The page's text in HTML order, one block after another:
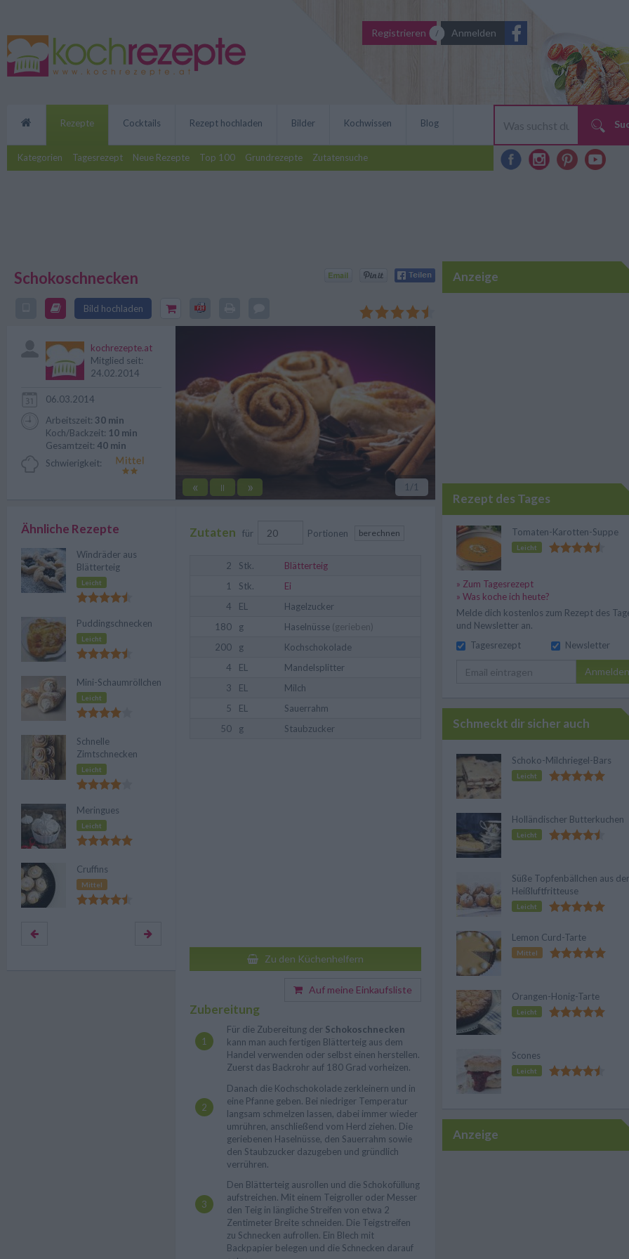
Registrieren Anmelden
Rezepte
Kategorien Tagesrezept Neue Rezepte Top 100 Grundrezepte Zutatensuche
Cocktails Rezept hochladen Bilder Kochwissen Blog
Schokoschnecken
Bild hochladen
köstlichen Schokoschnecken! Wer fertigen Blätterteig
verwendet, hat mit dem Rezept kaum Aufwand.
« || » 1 /1
kochrezepte.at
Mitglied seit:
24.02.2014
06.03.2014
Arbeitszeit: 30 min
Koch/Backzeit: 10 min
Gesamtzeit: 40 min
Schwierigkeit:
Zutaten für Portionen berechnen
2 Stk.
Blätterteig
1
Stk.
Ei
4
EL
Hagelzucker
180
g Haselnüsse (gerieben)
200
g
Kochschokolade
4
EL
Mandelsplitter
3
EL
Milch
5
EL
Sauerrahm
50
g Staubzucker
Zu den Küchenhelfern
Auf meine Einkaufsliste
Zubereitung
Für die Zubereitung der Schokoschnecken
kann man auch fertigen Blätterteig aus dem
Handel verwenden oder selbst einen herstellen.
Zuerst das Backrohr auf 180 Grad vorheizen.
Danach die Kochschokolade zerkleinern und in
eine Pfanne geben. Bei niedriger Temperatur
langsam schmelzen lassen, dabei immer wieder
umrühren, anschließend vom Herd ziehen. Die
geriebenen Haselnüsse, den Sauerrahm sowie
den Staubzucker dazugeben und gründlich
verrühren.
Den Blätterteig ausrollen und die Schokofüllung
aufstreichen. Mit einem Teigroller oder Messer
den Teig in längliche Streifen von etwa 2
Zentimeter Breite schneiden. Die Teigstreifen
zu Schnecken aufrollen. Ein Blech mit
Backpapier belegen und die Schnecken darauf
Ähnliche Rezepte
Windräder aus
Blätterteig
Leicht
Puddingschnecken
Leicht
Mini-Schaumröllchen
Leicht
Schnelle
Zimtschnecken
Leicht
Meringues
Leicht
Cruffins
Mittel
Anzeige
Rezept des Tages
Tomaten-Karotten-Suppe
Leicht
» Zum Tagesrezept
» Was koche ich heute?
Melde dich kostenlos zum Rezept des
und Newsletter an.
Tagesrezept
Newsletter
Anmelden
Schmeckt dir sicher auch
Schoko-Milchriegel-Bars
Leicht
Holländischer Butterkuchen
Leicht
Süße Topfenbällchen aus der
Heißluftfritteuse
Leicht
Lemon Curd-Tarte
Mittel
Orangen-Honig-Tarte
Leicht
Scones
Leicht
Anzeige